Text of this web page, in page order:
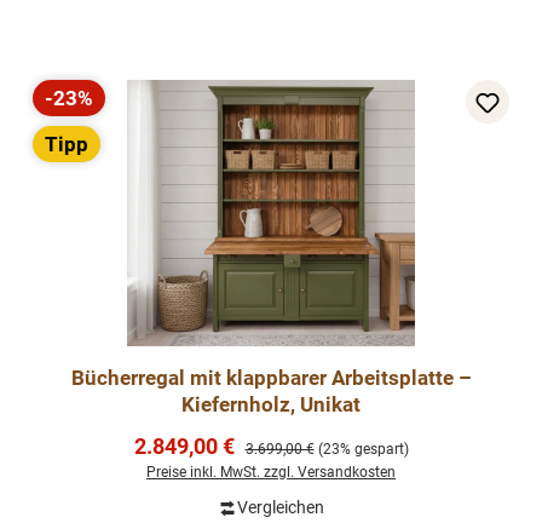
Rabatt
-23%
Tipp
Bücherregal mit klappbarer Arbeitsplatte –
Kiefernholz, Unikat
Verkaufspreis:
2.849,00 € Regulärer Preis:
3.699,00 € (23% gespart)
Preise inkl. MwSt. zzgl. Versandkosten
Vergleichen